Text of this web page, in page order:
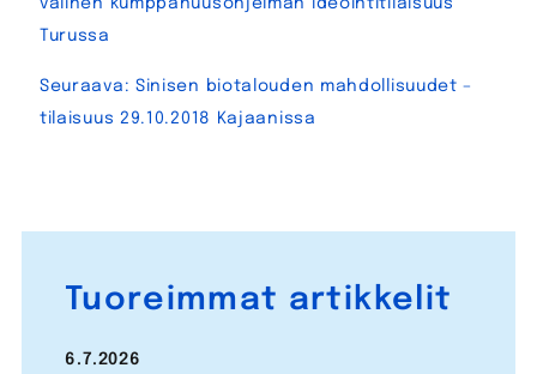
välinen kumppanuusohjelman ideointitilaisuus
Turussa
Seuraava: Sinisen biotalouden mahdollisuudet –
tilaisuus 29.10.2018 Kajaanissa
Tuoreimmat artikkelit
6.7.2026